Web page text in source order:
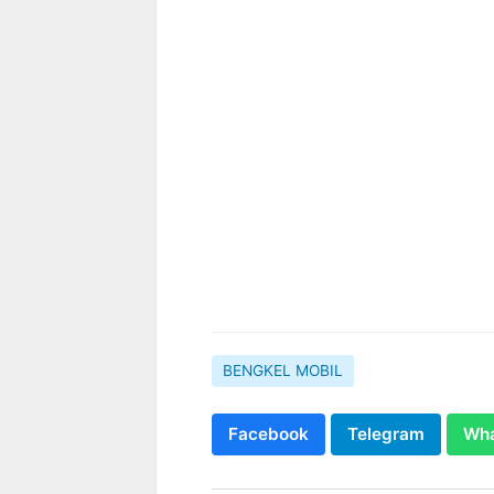
BENGKEL MOBIL
Facebook Telegram